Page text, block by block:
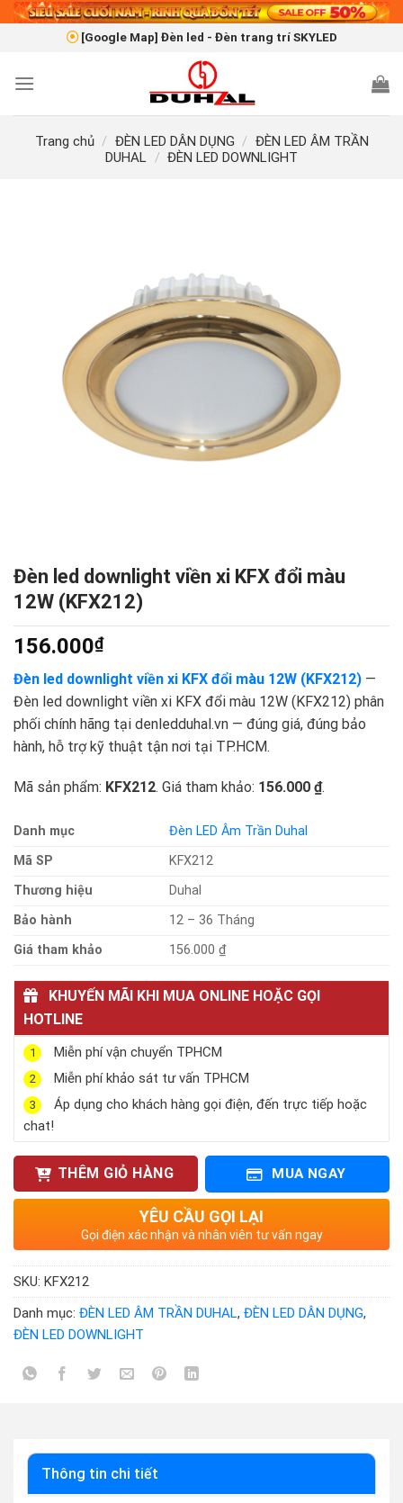
Skip
[Google Map] Đèn led - Đèn trang trí SKYLED
Trang chủ / ĐÈN LED DÂN DỤNG / ĐÈN LED ÂM TRẦN
DUHAL
/ ĐÈN LED DOWNLIGHT
Đèn led downlight viền xi KFX đổi màu
12W (KFX212)
156.000₫
Đèn led downlight viền xi KFX đổi màu 12W (KFX212) —
Đèn led downlight viền xi KFX đổi màu 12W (KFX212) phân
phối chính hãng tại denledduhal.vn — đúng giá, đúng bảo
hành, hỗ trợ kỹ thuật tận nơi tại TP.HCM.
Mã sản phẩm: KFX212. Giá tham khảo: 156.000 ₫.
Danh mục
Đèn LED Âm Trần Duhal
Mã SP
KFX212
Thương hiệu
Duhal
Bảo hành
12 – 36 Tháng
Giá tham khảo
156.000 ₫
KHUYẾN MÃI KHI MUA ONLINE HOẶC GỌI
HOTLINE
1 Miễn phí vận chuyển TPHCM
2 Miễn phí khảo sát tư vấn TPHCM
3
Áp dụng cho khách hàng gọi điện, đến trực tiếp hoặc
chat!
THÊM GIỎ HÀNG MUA NGAY
YÊU CẦU GỌI LẠI
Gọi điện xác nhận và nhân viên tư vấn ngay
SKU: KFX212
Danh mục: ĐÈN LED ÂM TRẦN DUHAL, ĐÈN LED DÂN DỤNG,
ĐÈN LED DOWNLIGHT
Thông tin chi tiết